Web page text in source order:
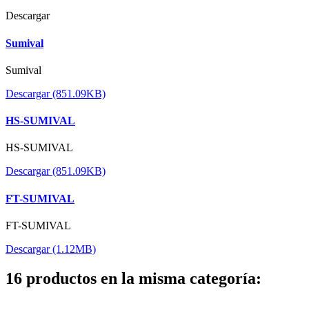
Descargar
Sumival
Sumival
Descargar (851.09KB)
HS-SUMIVAL
HS-SUMIVAL
Descargar (851.09KB)
FT-SUMIVAL
FT-SUMIVAL
Descargar (1.12MB)
16 productos en la misma categoría: